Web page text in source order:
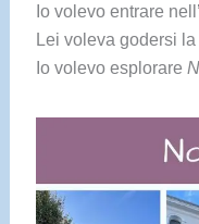
Io volevo entrare
Lei voleva godersi
Io volevo esplorare